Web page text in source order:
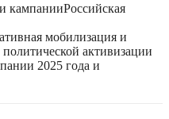
кампанииРоссийская
мобилизация и
активизации
2025 года и